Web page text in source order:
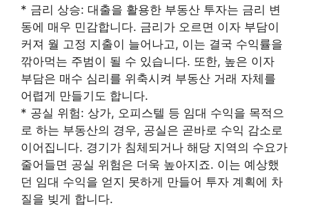
* 금리 상승: 대출을 활용한 부동산 투자는 금리 변
동에 매우 민감합니다. 금리가 오르면 이자 부담이
커져 월 고정 지출이 늘어나고, 이는 결국 수익률을
깎아먹는 주범이 될 수 있습니다. 또한, 높은 이자
부담은 매수 심리를 위축시켜 부동산 거래 자체를
어렵게 만들기도 합니다.
* 공실 위험: 상가, 오피스텔 등 임대 수익을 목적으
로 하는 부동산의 경우, 공실은 곧바로 수익 감소로
이어집니다. 경기가 침체되거나 해당 지역의 수요가
줄어들면 공실 위험은 더욱 높아지죠. 이는 예상했
던 임대 수익을 얻지 못하게 만들어 투자 계획에 차
질을 빚게 합니다.